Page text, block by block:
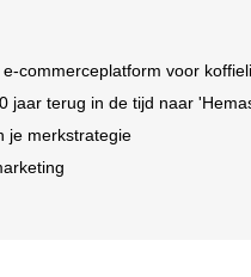
commerceplatform voor
jaar terug in de tijd naar
je merkstrategie